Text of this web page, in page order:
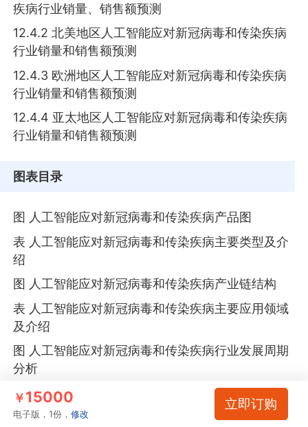
疾病行业销量、销售额预测
12.4.2 北美地区人工智能应对新冠病毒和传染疾病
行业销量和销售额预测
12.4.3 欧洲地区人工智能应对新冠病毒和传染疾病
行业销量和销售额预测
12.4.4 亚太地区人工智能应对新冠病毒和传染疾病
行业销量和销售额预测
图表目录
图 人工智能应对新冠病毒和传染疾病产品图
表 人工智能应对新冠病毒和传染疾病主要类型及介
绍
图 人工智能应对新冠病毒和传染疾病产业链结构
表 人工智能应对新冠病毒和传染疾病主要应用领域
及介绍
图 人工智能应对新冠病毒和传染疾病行业发展周期
分析
图 2020-2031年全球人工智能应对新冠病毒和传染
疾病行业销量
￥15000
电子版，1份，修改
立即订购